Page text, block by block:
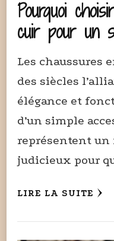
Pourquoi
cuir pour un
Les chaussures
des siècles
élégance et
d’un simple
représentent
judicieux pour
LIRE LA SUITE